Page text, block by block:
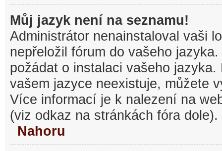
Můj jazyk není na seznamu!
Administrátor nenainstaloval vaši
nepřeložil fórum do vašeho
požádat o instalaci vašeho
vašem jazyce neexistuje, můžete
Více informací je k nalezení na
(viz odkaz na stránkách fóra dole).
Nahoru